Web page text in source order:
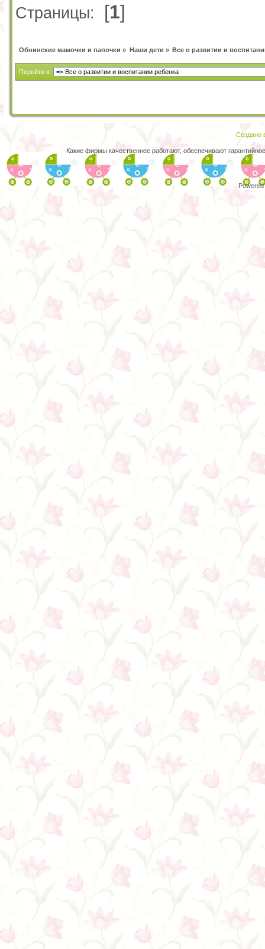
Страницы: [1]
Обнинские мамочки и папочки » Наши дети » Все о развитии и
Перейти в:
Создано
Какие фирмы качественнее работают, обеспечивают